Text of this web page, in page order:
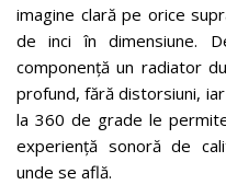
imagine clară pe orice
de inci în dimensiune.
componență un radiator
profund, fără distorsiuni,
la 360 ​​de grade le
experiență sonoră de
unde se află.